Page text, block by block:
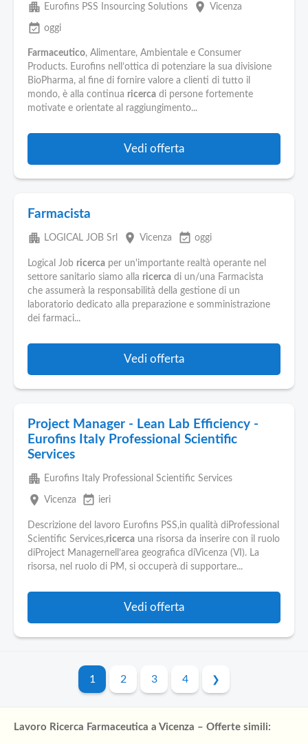
apartment Eurofins PSS Insourcing Solutions place Vicenza
event_available oggi
Farmaceutico, Alimentare, Ambientale e Consumer
Products. Eurofins nell’ottica di potenziare la sua divisione
BioPharma, al fine di fornire valore a clienti di tutto il
mondo, è alla continua ricerca di persone fortemente
motivate e orientate al raggiungimento...
Vedi offerta
Farmacista
apartment LOGICAL JOB Srl place Vicenza event_available oggi
Logical Job ricerca per un'importante realtà operante nel
settore sanitario siamo alla ricerca di un/una Farmacista
che assumerà la responsabilità della gestione di un
laboratorio dedicato alla preparazione e somministrazione
dei farmaci...
Vedi offerta
Project Manager - Lean Lab Efficiency -
Eurofins Italy Professional Scientific
Services
apartment Eurofins Italy Professional Scientific Services
place Vicenza event_available ieri
Descrizione del lavoro Eurofins PSS,in qualità diProfessional
Scientific Services,ricerca una risorsa da inserire con il ruolo
diProject Managernell’area geografica diVicenza (VI). La
risorsa, nel ruolo di PM, si occuperà di supportare...
Vedi offerta
1 2 3 4
Lavoro Ricerca Farmaceutica a Vicenza – Offerte simili: